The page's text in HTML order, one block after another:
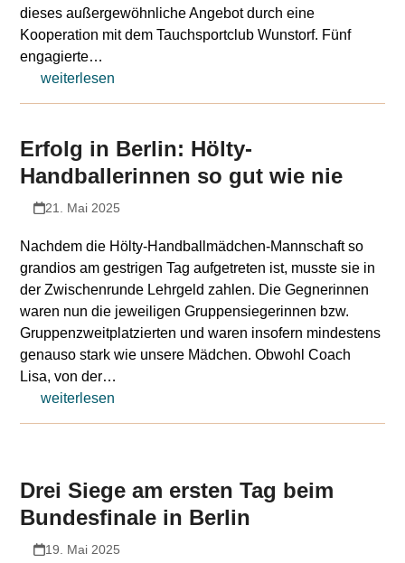
dieses außergewöhnliche Angebot durch eine
Kooperation mit dem Tauchsportclub Wunstorf. Fünf
engagierte…
weiterlesen
Erfolg in Berlin: Hölty-
Handballerinnen so gut wie nie
21. Mai 2025
Nachdem die Hölty-Handballmädchen-Mannschaft so
grandios am gestrigen Tag aufgetreten ist, musste sie in
der Zwischenrunde Lehrgeld zahlen. Die Gegnerinnen
waren nun die jeweiligen Gruppensiegerinnen bzw.
Gruppenzweitplatzierten und waren insofern mindestens
genauso stark wie unsere Mädchen. Obwohl Coach
Lisa, von der…
weiterlesen
Drei Siege am ersten Tag beim
Bundesfinale in Berlin
19. Mai 2025